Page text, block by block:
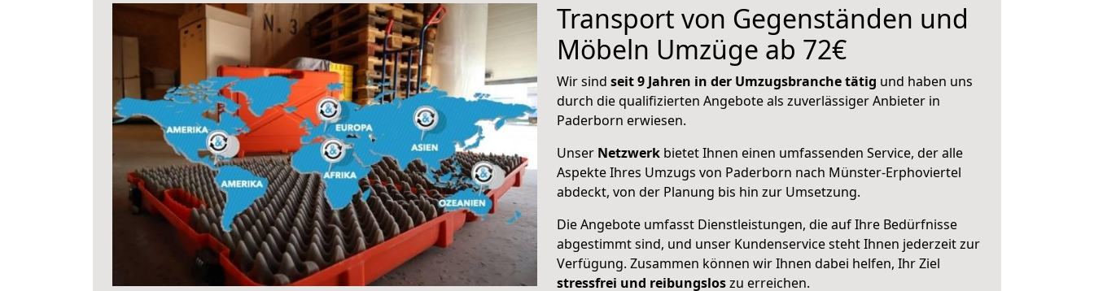
Transport von Gegenständen und
Möbeln Umzüge ab 72€
Wir sind seit 9 Jahren in der Umzugsbranche tätig und haben uns
durch die qualifizierten Angebote als zuverlässiger Anbieter in
Paderborn erwiesen.
Unser Netzwerk bietet Ihnen einen umfassenden Service, der alle
Aspekte Ihres Umzugs von Paderborn nach Münster-Erphoviertel
abdeckt, von der Planung bis hin zur Umsetzung.
Die Angebote umfasst Dienstleistungen, die auf Ihre Bedürfnisse
abgestimmt sind, und unser Kundenservice steht Ihnen jederzeit zur
Verfügung. Zusammen können wir Ihnen dabei helfen, Ihr Ziel
stressfrei und reibungsloszu erreichen.